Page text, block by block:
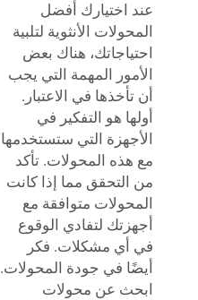
عند اختيارك أفضل
المحولات الأنثوية لتلبية
احتياجاتك، هناك بعض
الأمور المهمة التي يجب
أن تأخذها في الاعتبار.
أولها هو التفكير في
الأجهزة التي ستستخدمها
مع هذه المحولات. تأكد
من التحقق مما إذا كانت
المحولات متوافقة مع
أجهزتك لتفادي الوقوع
في أي مشكلات. فكر
أيضًا في جودة المحولات.
ابحث عن محولات